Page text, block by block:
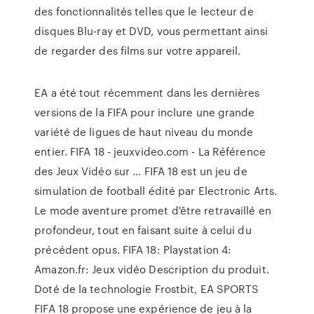
des fonctionnalités telles que le lecteur de
disques Blu-ray et DVD, vous permettant ainsi
de regarder des films sur votre appareil.
EA a été tout récemment dans les dernières
versions de la FIFA pour inclure une grande
variété de ligues de haut niveau du monde
entier. FIFA 18 - jeuxvideo.com - La Référence
des Jeux Vidéo sur ... FIFA 18 est un jeu de
simulation de football édité par Electronic Arts.
Le mode aventure promet d'être retravaillé en
profondeur, tout en faisant suite à celui du
précédent opus. FIFA 18: Playstation 4:
Amazon.fr: Jeux vidéo Description du produit.
Doté de la technologie Frostbit, EA SPORTS
FIFA 18 propose une expérience de jeu à la